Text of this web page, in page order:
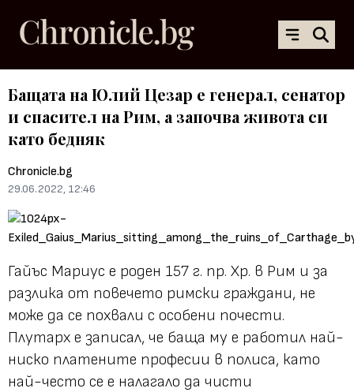
Бащата на Юлий Цезар е генерал, сенатор
и спасител на Рим, а започва живота си
като бедняк
Chronicle.bg
29.06.2022, 12:46
Гайъс Мариус е роден 157 г. пр. Хр. в Рим и за
разлика от повечето римски граждани, не
може да се похвали с особени почести.
Плутарх е записал, че баща му е работил най-
ниско платените професии в полиса, като
най-често се е налагало да чисти